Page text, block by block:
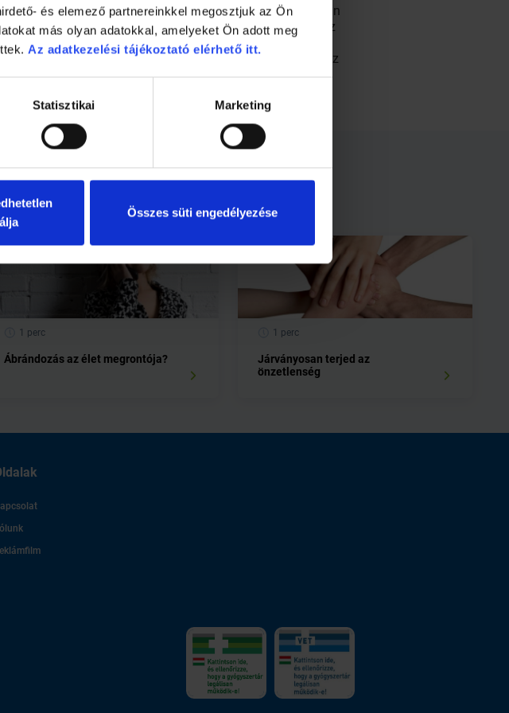
és elemező partnereinkkel megosztjuk az Ön
más olyan adatokkal, amelyeket Ön adott meg
Az adatkezelési tájékoztató elérhető itt.
Statisztikai Marketing
Összes süti engedélyezése
kialakítani. A nagyobb gyakorisággal párhuzamosan
tevékenységek terén és sokkal negatívabb hozzáállás az
korcsoportban és mind a két nemnél. Az
a gyerekekre gyakorolt hatásban, inkább annak az
1 perc
Ábrándozás az élet megrontója?
1 perc
Járványosan terjed az
önzetlenség